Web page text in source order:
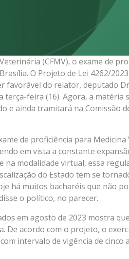
(CFMV), o exame de
O Projeto de Lei 4262/
favorável do relator, deputado
terça-feira (16). Agora, a matéria
e ainda tramitará na Comissão
de proficiência para Medicina
em vista a constante
modalidade virtual, essa
do Estado tem se
há muitos bacharéis que não
o político, no parecer.
em agosto de 2023 mostra
De acordo com o projeto, o
intervalo de vigência de cinco